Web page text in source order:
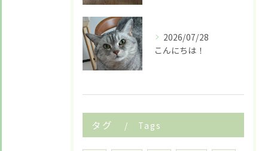
2026/07/28
こんにちは！
タグ Tags